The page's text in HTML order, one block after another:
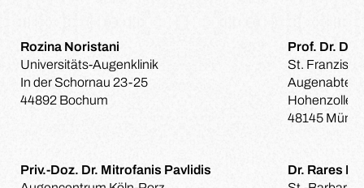
Rozina Noristani
Universitäts-Augenklinik
In der Schornau 23-25
44892 Bochum
Prof. Dr.
St.
48145
Priv.-Doz. Dr. Mitrofanis Pavlidis
Dr. Rares